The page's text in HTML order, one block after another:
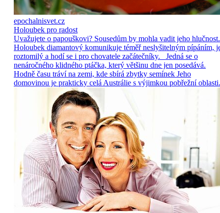
epochalnisvet.cz
Holoubek pro radost
Uvažujete o papouškovi? Sousedům by mohla vadit jeho hlučnost.
Holoubek diamantový komunikuje téměř neslyšitelným pípáním,
roztomilý a hodí se i pro chovatele začátečníky. Jedná se o
nenáročného klidného ptáčka, který většinu dne jen posedává.
Hodně času tráví na zemi, kde sbírá zbytky semínek Jeho
domovinou je prakticky celá Austrálie s výjimkou pobřežní oblasti.